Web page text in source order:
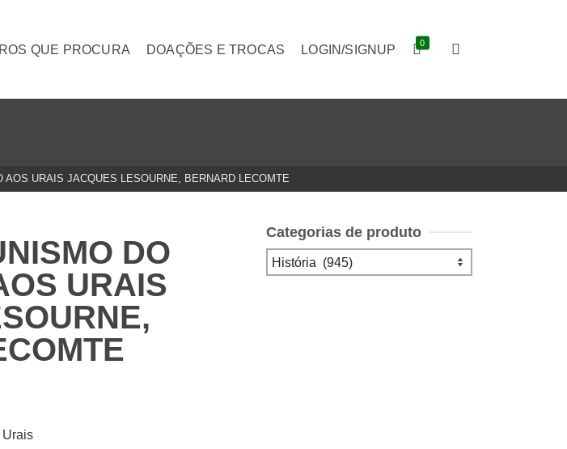
QUE PROCURA DOAÇÕES E TROCAS LOGIN/SIGNUP 0
AOS URAIS JACQUES LESOURNE, BERNARD LECOMTE
DO
URAIS
Urais
Categorias de produto